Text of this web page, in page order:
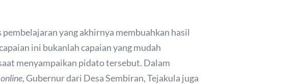
yang akhirnya membuahkan hasil
ini bukanlah capaian yang mudah
menyampaikan pidato tersebut. Dalam
online, Gubernur dari Desa Sembiran, Tejakula juga